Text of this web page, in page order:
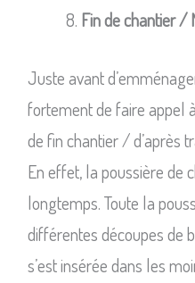
Fin de chantier /
Juste avant
fortement de faire appel
de fin chantier / d’après
En effet, la poussière de
longtemps. Toute la
différentes découpes de
s’est insérée dans les